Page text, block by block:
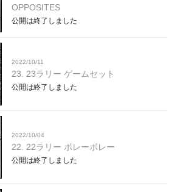
OPPOSITES
公開は終了しました
2022/10/11
23. 23ラリー ゲームセット
公開は終了しました
2022/10/04
22. 22ラリー ボレーボレー
公開は終了しました